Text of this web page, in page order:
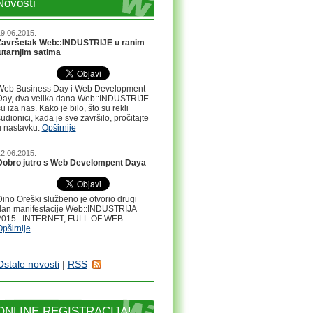
Web::INDUSTRIJE u ranim
satima
Business Day i Web Development
dva velika dana Web::INDUSTRIJE
iza nas. Kako je bilo, što su rekli
kada je sve završilo, pročitajte
nastavku. Opširnije
jutro s Web Develompent Daya
Oreški službeno je otvorio drugi
manifestacije Web::INDUSTRIJA
. INTERNET, FULL OF WEB
novosti| RSS